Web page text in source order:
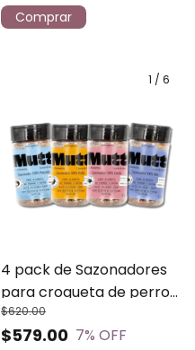
Comprar
1 / 6
4 pack de Sazonadores
para croqueta de perros
y gatos variedad de
sabores Mutt
$579.00
$620.00
7% OFF